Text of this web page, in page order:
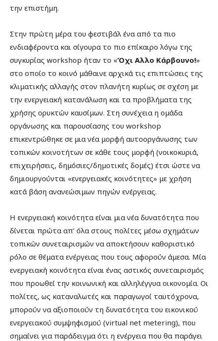
την επιστήμη.
Στην πρώτη μέρα του φεστιβάλ ένα από τα πιο
ενδιαφέροντα και σίγουρα το πιο επίκαιρο λόγω της
συγκυρίας workshop ήταν το «Όχι Αλλο Κάρβουνο!»
στο οποίο το κοινό μάθαινε αρχικά τις επιπτώσεις της
κλιματικής αλλαγής στον πλανήτη κυρίως σε σχέση με
την ενεργειακή κατανάλωση και τα προβλήματα της
χρήσης ορυκτών καυσίμων. Στη συνέχεια η ομάδα
οργάνωσης και παρουσίασης του workshop
επικεντρώθηκε σε μια νέα μορφή αυτοοργάνωσης των
τοπικών κοινοτήτων σε κάθε τους μορφή (νοικοκυριά,
επιχειρήσεις, δημόσιες/δημοτικές δομές) έτσι ώστε να
δημιουργούνται «ενεργειακές κοινότητες» με χρήση
κατά βάση ανανεώσιμων πηγών ενέργειας.
Η ενεργειακή κοινότητα είναι μια νέα δυνατότητα που
δίνεται πρώτα απ’ όλα στους πολίτες μέσω σχημάτων
τοπικών συνεταιρισμών να αποκτήσουν καθοριστικό
ρόλο σε θέματα ενέργειας που τους αφορούν άμεσα. Μία
ενεργειακή κοινότητα είναι ένας αστικός συνεταιρισμός
που προωθεί την κοινωνική και αλληλέγγυα οικονομία. Οι
πολίτες, ως καταναλωτές και παραγωγοί ταυτόχρονα,
μπορούν να αξιοποιούν τη δυνατότητα του εικονικού
ενεργειακού συμψηφισμού (virtual net metering), που
σημαίνει για παράδειγμα ότι η ενέργεια που θα παράγει